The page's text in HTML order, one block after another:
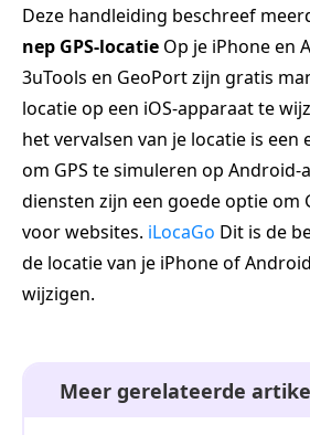
Deze handleiding beschreef
nep GPS-locatie Op je iPhone en
3uTools en GeoPort zijn gratis
locatie op een iOS-apparaat te
het vervalsen van je locatie is een
om GPS te simuleren op Android-
diensten zijn een goede optie om
voor websites. iLocaGo Dit is de
de locatie van je iPhone of
wijzigen.
Meer gerelateerde